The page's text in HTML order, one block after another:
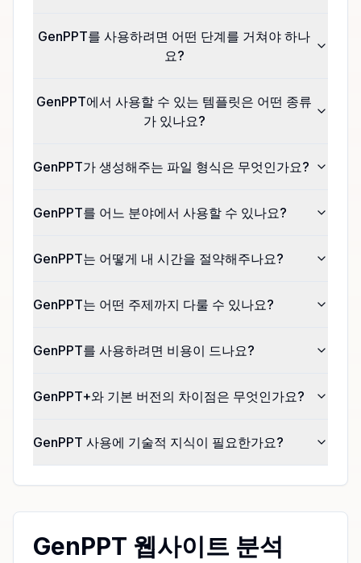
GenPPT를 사용하려면 어떤 단계를 거쳐야 하나
요?
GenPPT에서 사용할 수 있는 템플릿은 어떤 종류
가 있나요?
GenPPT가 생성해주는 파일 형식은 무엇인가요?
GenPPT를 어느 분야에서 사용할 수 있나요?
GenPPT는 어떻게 내 시간을 절약해주나요?
GenPPT는 어떤 주제까지 다룰 수 있나요?
GenPPT를 사용하려면 비용이 드나요?
GenPPT+와 기본 버전의 차이점은 무엇인가요?
GenPPT 사용에 기술적 지식이 필요한가요?
GenPPT 웹사이트 분석